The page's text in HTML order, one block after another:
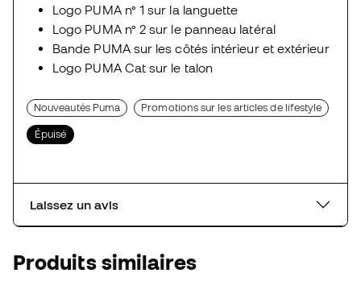
Logo PUMA n° 1 sur la languette
Logo PUMA n° 2 sur le panneau latéral
Bande PUMA sur les côtés intérieur et extérieur
Logo PUMA Cat sur le talon
Nouveautés Puma Promotions sur les articles de lifestyle
Épuisé
Laissez un avis
Produits similaires